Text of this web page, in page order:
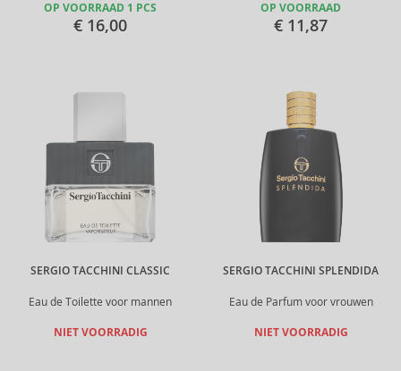
OP VOORRAAD 1 PCS
€ 16,00
OP VOORRAAD
€ 11,87
SERGIO TACCHINI CLASSIC
Eau de Toilette voor mannen
NIET VOORRADIG
SERGIO TACCHINI SPLENDIDA
Eau de Parfum voor vrouwen
NIET VOORRADIG